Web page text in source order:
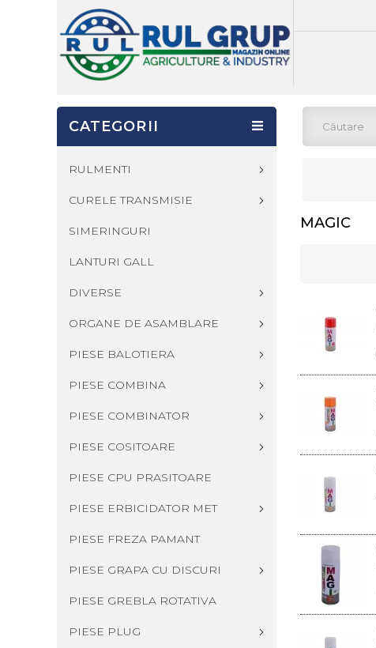
CATEGORII
RULMENTI
CURELE TRANSMISIE
SIMERINGURI
LANTURI GALL
DIVERSE
ORGANE DE ASAMBLARE
PIESE BALOTIERA
PIESE COMBINA
PIESE COMBINATOR
PIESE COSITOARE
PIESE CPU PRASITOARE
PIESE ERBICIDATOR MET
PIESE FREZA PAMANT
PIESE GRAPA CU DISCURI
PIESE GREBLA ROTATIVA
PIESE PLUG
MAGIC